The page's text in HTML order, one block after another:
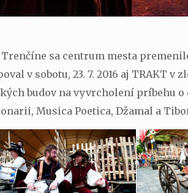
sa centrum mesta
v sobotu, 23. 7. 2016 aj TRAKT
budov na vyvrcholení príbehu
Musica Poetica, Džamal a